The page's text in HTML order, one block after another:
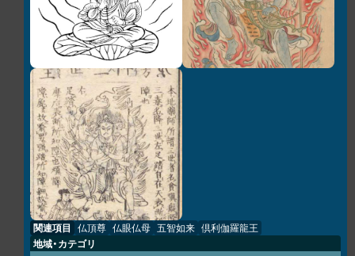
関連項目 仏頂尊 仏眼仏母 五智如来 倶利伽羅龍王
地域・カテゴリ